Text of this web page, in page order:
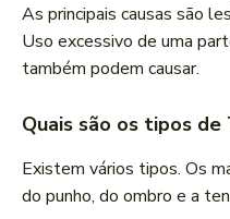
As principais causas são
Uso excessivo de uma
também podem causar.
Quais são os tipos de
Existem vários tipos. Os
do punho, do ombro e a